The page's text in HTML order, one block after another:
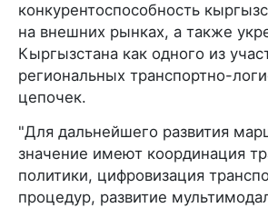
конкурентоспособность
на внешних рынках, а также
Кыргызстана как одного из
региональных транспортно-
цепочек.
"Для дальнейшего развития
значение имеют координация
политики, цифровизация
процедур, развитие